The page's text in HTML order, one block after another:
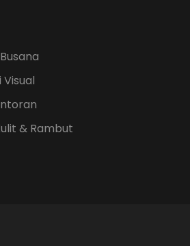
Visual
& Rambut